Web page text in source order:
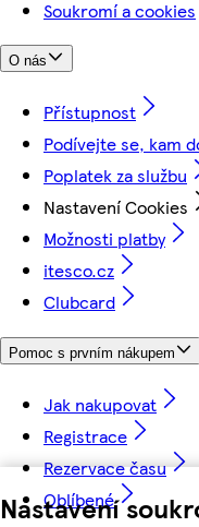
Nastavení
Soukromí a cookies
O nás
Přístupnost
Podívejte se, kam
Poplatek za službu
Nastavení Cookies
Možnosti platby
itesco.cz
Clubcard
Pomoc s prvním nákupem
Jak nakupovat
Registrace
Rezervace času
Oblíbené